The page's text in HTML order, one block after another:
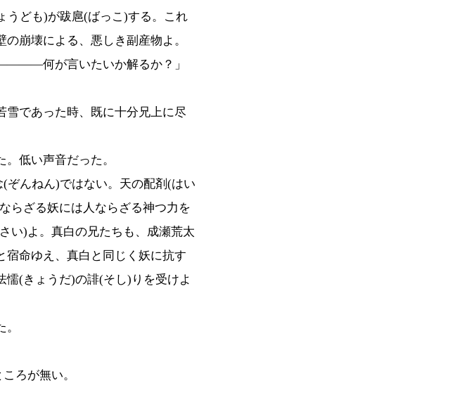
うども)が跋扈(ばっこ)する。これ
崩壊による、悪しき副産物よ。
何が言いたいか解るか？」
雪であった時、既に十分兄上に尽
低い声音だった。
ぞんねん)ではない。天の配剤(はい
らざる妖には人ならざる神つ力を
い)よ。真白の兄たちも、成瀬荒太
宿命ゆえ、真白と同じく妖に抗す
懦(きょうだ)の誹(そし)りを受けよ
ろが無い。